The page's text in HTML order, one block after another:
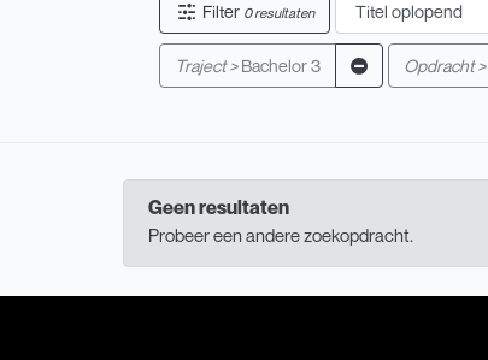
Filter 0 resultaten
Traject > Bachelor 3 Opdracht >
Geen resultaten
Probeer een andere zoekopdracht.